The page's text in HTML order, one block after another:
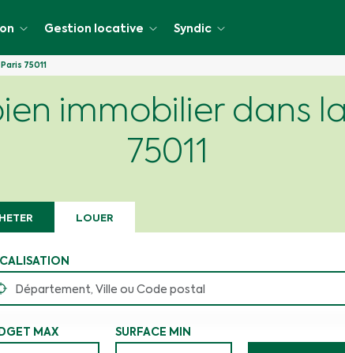
Gestion locative Syndic
Paris 75011
immobilier dans
75011
LOUER
MAX SURFACE MIN